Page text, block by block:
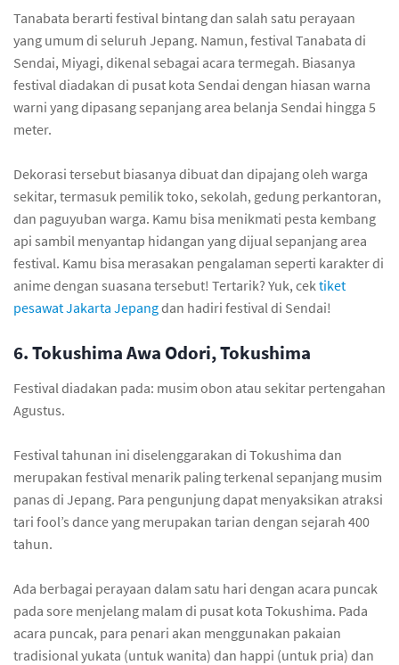
Tanabata berarti festival bintang dan salah satu perayaan
yang umum di seluruh Jepang. Namun, festival Tanabata di
Sendai, Miyagi, dikenal sebagai acara termegah. Biasanya
festival diadakan di pusat kota Sendai dengan hiasan warna
warni yang dipasang sepanjang area belanja Sendai hingga 5
meter.
Dekorasi tersebut biasanya dibuat dan dipajang oleh warga
sekitar, termasuk pemilik toko, sekolah, gedung perkantoran,
dan paguyuban warga. Kamu bisa menikmati pesta kembang
api sambil menyantap hidangan yang dijual sepanjang area
festival. Kamu bisa merasakan pengalaman seperti karakter di
anime dengan suasana tersebut! Tertarik? Yuk, cektiket
pesawat Jakarta Jepangdan hadiri festival di Sendai!
6. Tokushima Awa Odori, Tokushima
Festival diadakan pada: musim obon atau sekitar pertengahan
Agustus.
Festival tahunan ini diselenggarakan di Tokushima dan
merupakan festival menarik paling terkenal sepanjang musim
panas di Jepang. Para pengunjung dapat menyaksikan atraksi
tari fool’s dance yang merupakan tarian dengan sejarah 400
tahun.
Ada berbagai perayaan dalam satu hari dengan acara puncak
pada sore menjelang malam di pusat kota Tokushima. Pada
acara puncak, para penari akan menggunakan pakaian
tradisional yukata (untuk wanita) dan happi (untuk pria) dan